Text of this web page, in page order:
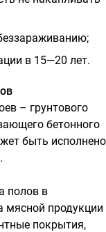
в 15—20 лет.
– грунтового
бетонного
быть исполнено
полов в
мясной продукции
покрытия,